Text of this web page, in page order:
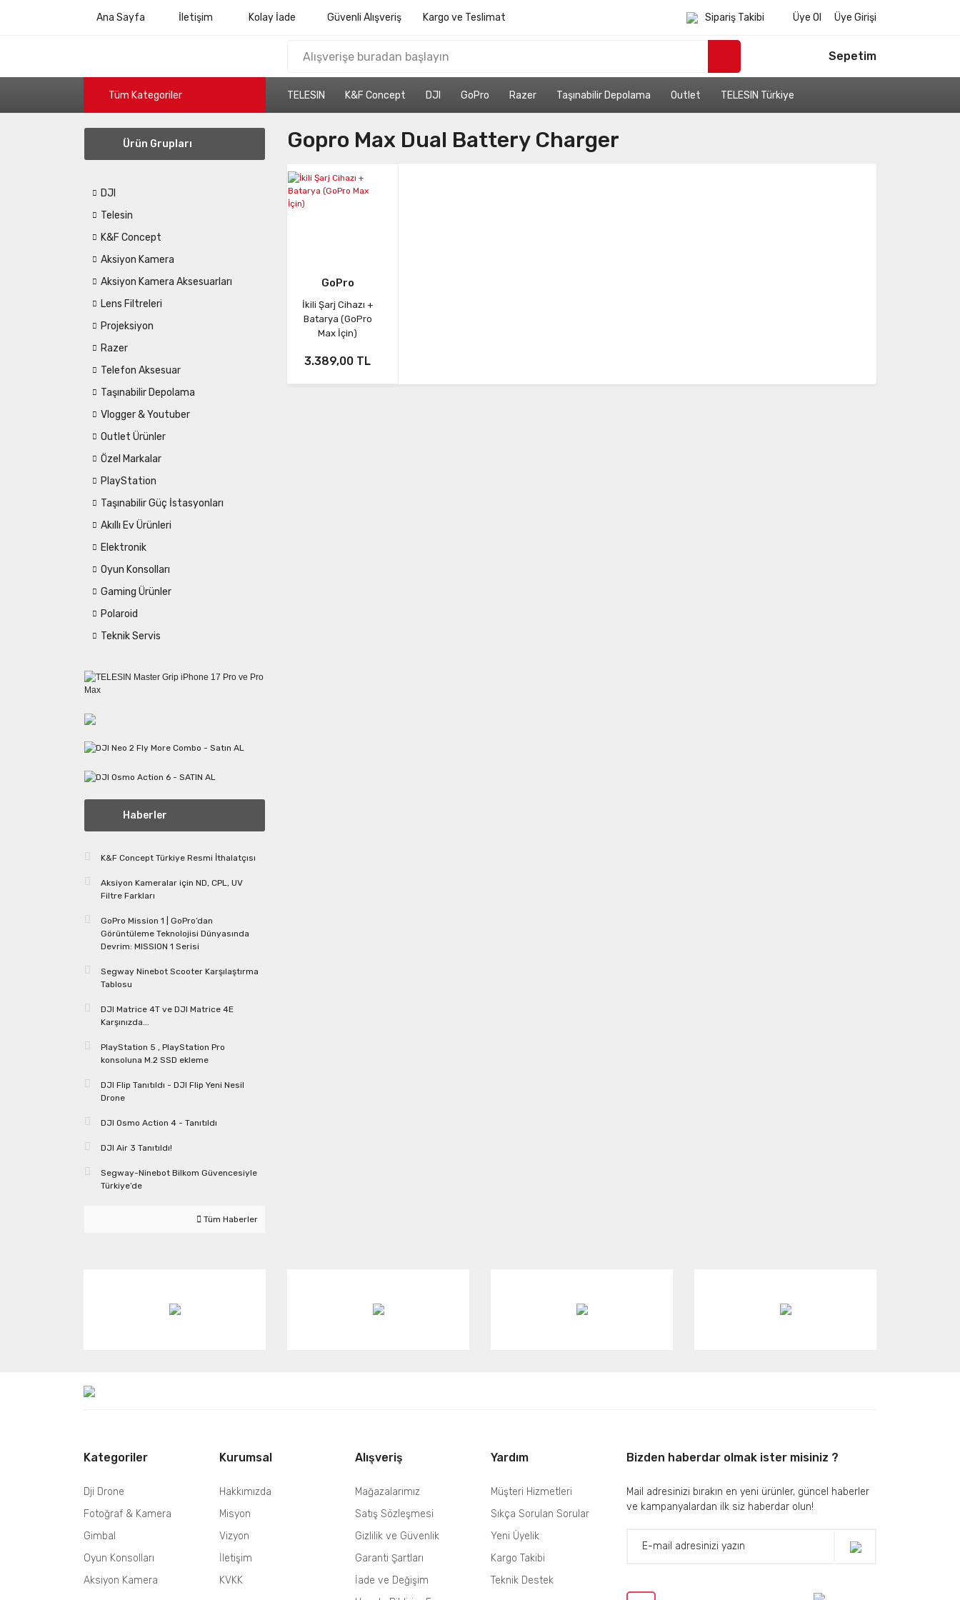
Ana Sayfa İletişim Kolay İade Güvenli Alışveriş Kargo ve Teslimat Sipariş Takibi Üye Ol Üye Girişi
Sepetim
Tüm Kategoriler TELESIN K&F Concept DJI GoPro Razer Taşınabilir Depolama Outlet TELESIN Türkiye
Ürün Grupları
DJI
Telesin
K&F Concept
Aksiyon Kamera
Aksiyon Kamera Aksesuarları
Lens Filtreleri
Projeksiyon
Razer
Telefon Aksesuar
Taşınabilir Depolama
Vlogger & Youtuber
Outlet Ürünler
Özel Markalar
PlayStation
Taşınabilir Güç İstasyonları
Akıllı Ev Ürünleri
Elektronik
Oyun Konsolları
Gaming Ürünler
Polaroid
Teknik Servis
Haberler
K&F Concept Türkiye Resmi İthalatçısı
Aksiyon Kameralar için ND, CPL, UV
Filtre Farkları
GoPro Mission 1 | GoPro’dan
Görüntüleme Teknolojisi Dünyasında
Devrim: MISSION 1 Serisi
Segway Ninebot Scooter Karşılaştırma
Tablosu
DJI Matrice 4T ve DJI Matrice 4E
Karşınızda...
PlayStation 5 , PlayStation Pro
konsoluna M.2 SSD ekleme
DJI Flip Tanıtıldı - DJI Flip Yeni Nesil
Drone
DJI Osmo Action 4 - Tanıtıldı
DJI Air 3 Tanıtıldı!
Segway-Ninebot Bilkom Güvencesiyle
Türkiye’de
Tüm Haberler
Gopro Max Dual Battery Charger
GoPro
İkili Şarj Cihazı +
Batarya (GoPro
Max İçin)
3.389,00 TL
Kategoriler
Dji Drone
Fotoğraf & Kamera
Gimbal
Oyun Konsolları
Aksiyon Kamera
Kurumsal
Hakkımızda
Misyon
Vizyon
İletişim
KVKK
Alışveriş
Mağazalarımız
Satış Sözleşmesi
Gizlilik ve Güvenlik
Garanti Şartları
İade ve Değişim
Yardım
Müşteri Hizmetleri
Sıkça Sorulan Sorular
Yeni Üyelik
Kargo Takibi
Teknik Destek
Bizden haberdar olmak ister misiniz ?
Mail adresinizi bırakın en yeni ürünler, güncel haberler
ve kampanyalardan ilk siz haberdar olun!